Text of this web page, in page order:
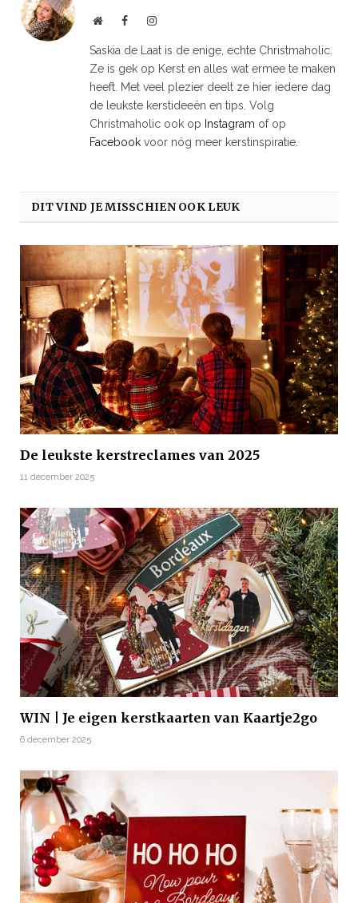
WebsiteFacebookInstagram
Saskia de Laat is de enige, echte Christmaholic.
Ze is gek op Kerst en alles wat ermee te maken
heeft. Met veel plezier deelt ze hier iedere dag
de leukste kerstideeën en tips. Volg
Christmaholic ook op Instagram of op
Facebook voor nóg meer kerstinspiratie.
DIT VIND JE MISSCHIEN OOK LEUK
De leukste kerstreclames van 2025
11 december 2025
WIN | Je eigen kerstkaarten van Kaartje2go
6 december 2025